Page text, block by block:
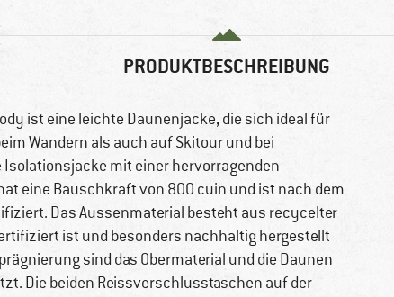
PRODUKTBESCHREIBUNG
ist eine leichte Daunenjacke, die sich ideal für
Wandern als auch auf Skitour und bei
mit einer hervorragenden
eine Bauschkraft von 800 cuin und ist nach dem
Das Aussenmaterial besteht aus recycelter
ist und besonders nachhaltig hergestellt
sind das Obermaterial und die Daunen
Die beiden Reissverschlusstaschen auf der